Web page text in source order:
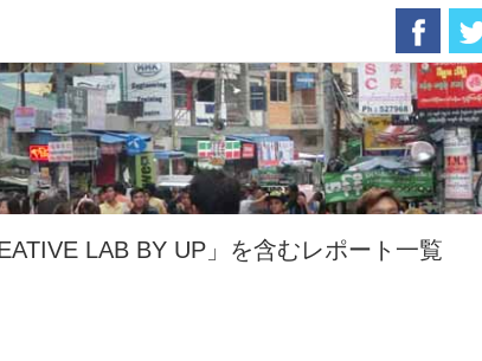
LAB BY UP」を含むレポート一覧